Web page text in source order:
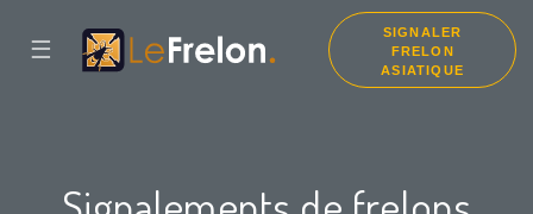
☰
SIGNALER
FRELON
ASIATIQUE